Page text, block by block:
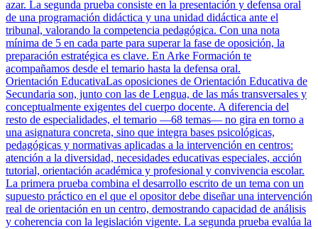
azar. La segunda prueba consiste en la presentación y defensa oral
de una programación didáctica y una unidad didáctica ante el
tribunal, valorando la competencia pedagógica. Con una nota
mínima de 5 en cada parte para superar la fase de oposición, la
preparación estratégica es clave. En Arke Formación te
acompañamos desde el temario hasta la defensa oral.
Orientación EducativaLas oposiciones de Orientación Educativa de
Secundaria son, junto con las de Lengua, de las más transversales y
conceptualmente exigentes del cuerpo docente. A diferencia del
resto de especialidades, el temario —68 temas— no gira en torno a
una asignatura concreta, sino que integra bases psicológicas,
pedagógicas y normativas aplicadas a la intervención en centros:
atención a la diversidad, necesidades educativas especiales, acción
tutorial, orientación académica y profesional y convivencia escolar.
La primera prueba combina el desarrollo escrito de un tema con un
supuesto práctico en el que el opositor debe diseñar una intervención
real de orientación en un centro, demostrando capacidad de análisis
y coherencia con la legislación vigente. La segunda prueba evalúa la